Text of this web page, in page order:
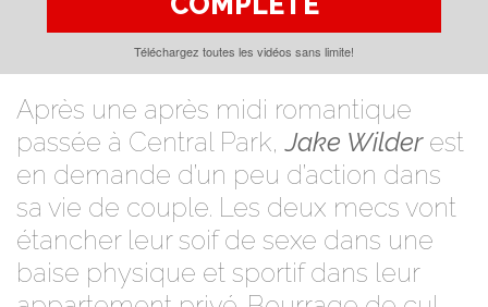
Téléchargez toutes les vidéos sans limite!
Après une après midi romantique
passée à Central Park,Jake Wilderest
en demande d’un peu d’action dans
sa vie de couple. Les deux mecs vont
étancher leur soif de sexe dans une
baise physique et sportif dans leur